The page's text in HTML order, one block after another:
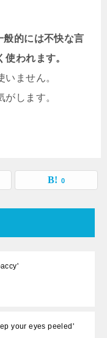
的には不快な言
われます。
ません。
します。
0
your eyes peeled'